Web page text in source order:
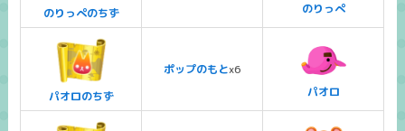
のりっぺのちず
のりっぺ
パオロのちず
ポップのもとx6
パオロ